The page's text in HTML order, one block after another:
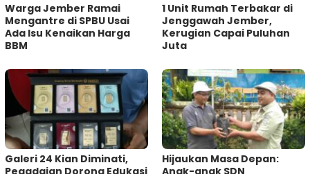
Warga Jember Ramai
Mengantre di SPBU Usai
Ada Isu Kenaikan Harga
BBM
1 Unit Rumah Terbakar di
Jenggawah Jember,
Kerugian Capai Puluhan
Juta
Galeri 24 Kian Diminati,
Pegadaian Dorong Edukasi
Hijaukan Masa Depan:
Anak-anak SDN